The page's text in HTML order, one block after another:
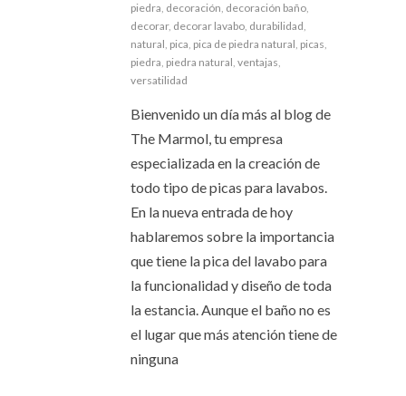
piedra, decoración, decoración baño,
decorar, decorar lavabo, durabilidad,
natural, pica, pica de piedra natural, picas,
piedra, piedra natural, ventajas,
versatilidad
Bienvenido un día más al blog de
The Marmol, tu empresa
especializada en la creación de
todo tipo de picas para lavabos.
En la nueva entrada de hoy
hablaremos sobre la importancia
que tiene la pica del lavabo para
la funcionalidad y diseño de toda
la estancia. Aunque el baño no es
el lugar que más atención tiene de
ninguna